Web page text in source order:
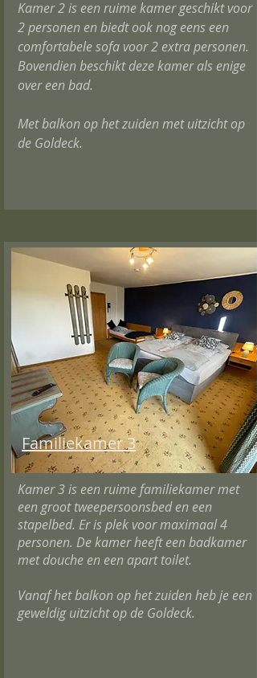
Kamer 2 is een ruime kamer geschikt voor
2 personen en biedt ook nog eens een
comfortabele sofa voor 2 extra personen.
Bovendien beschikt deze kamer als enige
over een bad.
Metbalkon op het zuiden met uitzicht op
de Goldeck.
Familiekamer 3
Kamer 3 is een ruime familiekamer met
een groot tweepersoonsbed en een
stapelbed. Er is plek voor maximaal 4
personen. De kamer heeft een badkamer
met douche en een apart toilet.
Vanaf het balkon op het zuiden heb je een
geweldig uitzicht op de Goldeck.